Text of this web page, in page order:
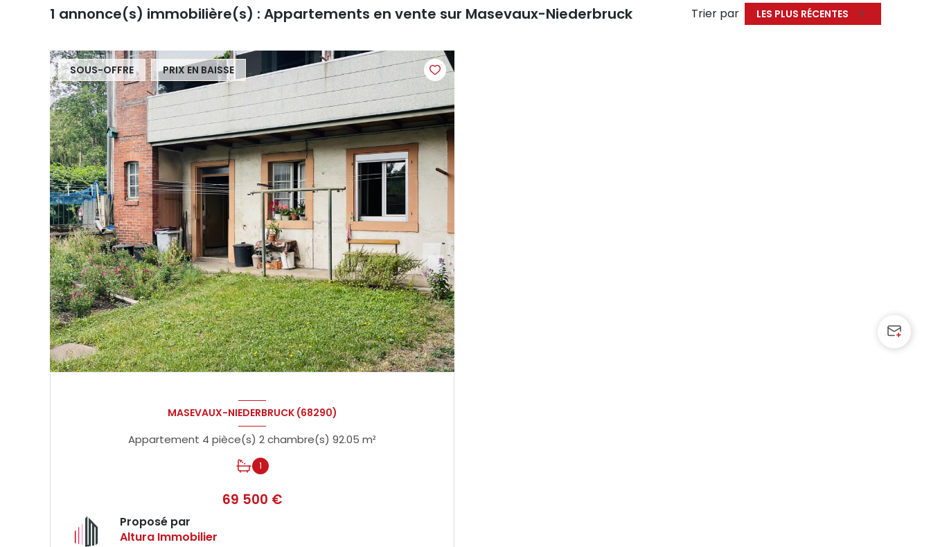
1 annonce(s) immobilière(s) : Appartements en vente sur Masevaux-Niederbruck Trier par LES PLUS RÉCENTES
SOUS-OFFRE PRIX EN BAISSE
MASEVAUX-NIEDERBRUCK (68290)
Appartement 4 pièce(s) 2 chambre(s) 92.05 m²
1
69 500 €
Proposé par
Altura Immobilier